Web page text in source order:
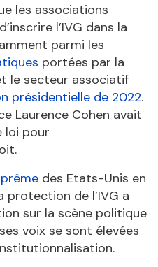
les associations
l’IVG dans la
parmi les
portées par la
le secteur associatif
présidentielle de 2022.
Laurence Cohen avait
loi pour
des Etats-Unis en
protection de l’IVG a
sur la scène politique
voix se sont élevées